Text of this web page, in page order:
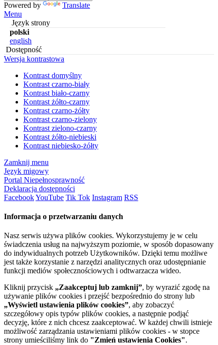
Powered by
Translate
Menu
Język strony
polski
english
Dostępność
Wersja kontrastowa
Kontrast domyślny
Kontrast czarno-biały
Kontrast biało-czarny
Kontrast żółto-czarny
Kontrast czarno-żółty
Kontrast czarno-zielony
Kontrast zielono-czarny
Kontrast żółto-niebieski
Kontrast niebiesko-żółty
Zamknij menu
Język migowy
Portal Niepełnosprawność
Deklaracja dostępności
FacebookYouTube Tik Tok Instagram RSS
Informacja o przetwarzaniu danych
Nasz serwis używa plików cookies. Wykorzystujemy je w celu
świadczenia usług na najwyższym poziomie, w sposób dopasowany
do indywidualnych potrzeb Użytkowników. Dzięki temu możliwe
jest także korzystanie z narzędzi analitycznych oraz udostępnianie
funkcji mediów społecznościowych i odtwarzacza wideo.
Kliknij przycisk „Zaakceptuj lub zamknij”, by wyrazić zgodę na
używanie plików cookies i przejść bezpośrednio do strony lub
„Wyświetl ustawienia plików cookies”, aby zobaczyć
szczegółowy opis typów plików cookies, a następnie podjąć
decyzję, które z nich chcesz zaakceptować. W każdej chwili istnieje
możliwość zarządzania ustawieniami plików cookies - w stopce
strony umieściliśmy link do "Zmień ustawienia Cookies".